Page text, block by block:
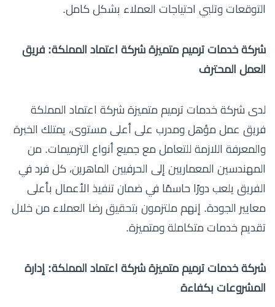
التوقعات وتلبي احتياجات العملاء بشكل كامل.
شركة خدمات ترميم متميزة شركة اعتماد المملكة: فريق
العمل المحترف
لدى شركة خدمات ترميم متميزة شركة اعتماد المملكة
فريق عمل مؤهل ومدرب على أعلى مستوى، يمتلك الخبرة
والمعرفة اللازمة للتعامل مع جميع أنواع الترميمات. من
المهندسين المعماريين إلى الحرفيين الماهرين، كل فرد في
الفريق يلعب دورًا حاسمًا في ضمان تنفيذ الأعمال بأعلى
معايير الجودة. إنهم ملتزمون بتحقيق رضا العملاء من خلال
تقديم خدمات متكاملة ومتميزة.
شركة خدمات ترميم متميزة شركة اعتماد المملكة: إدارة
المشروعات بكفاءة